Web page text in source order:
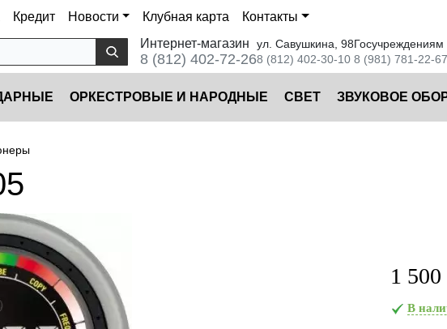
Кредит Новости Клубная карта
Контакты
Интернет-магазин
8 (812) 402-72-26
ул. Савушкина, 98
8 (812) 402-30-10
Госучреждениям
8 (981) 781-22-67
ОРКЕСТРОВЫЕ И НАРОДНЫЕ CВЕТ ЗВУКОВОЕ
1 500
В